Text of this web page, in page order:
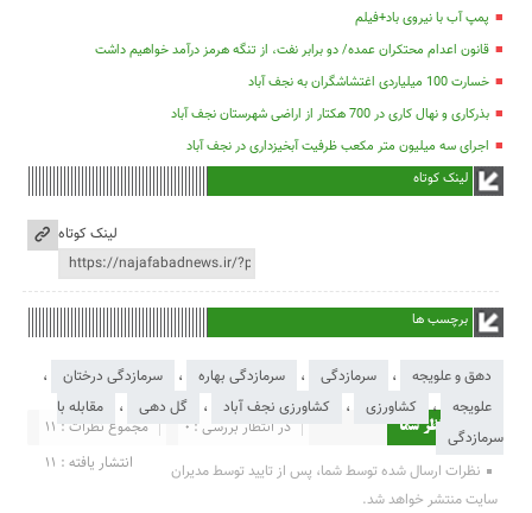
پمپ آب با نیروی باد+فیلم
قانون اعدام محتکران عمده/ دو برابر نفت، از تنگه هرمز درآمد خواهیم داشت
خسارت 100 میلیاردی اغتشاشگران به نجف آباد
بذرکاری و نهال کاری در 700 هکتار از اراضی شهرستان نجف آباد
اجرای سه میلیون متر مکعب ظرفیت آبخیزداری در نجف آباد
لینک کوتاه
لینک کوتاه
برچسب ها
دهق و علویجه ، سرمازدگی ، سرمازدگی بهاره ، سرمازدگی درختان
،
علویجه ، کشاورزی ، کشاورزی نجف آباد ، گل دهی ،
مقابله با
سرمازدگی
ارسال نظر شما مجموع نظرات : 11
در انتظار بررسی : 0
انتشار یافته : 11
نظرات ارسال شده توسط شما، پس از تایید توسط مدیران
سایت منتشر خواهد شد.